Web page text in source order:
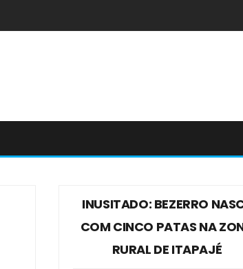
INUSITADO: BEZERRO
COM CINCO PATAS NA
RURAL DE ITAPAJÉ